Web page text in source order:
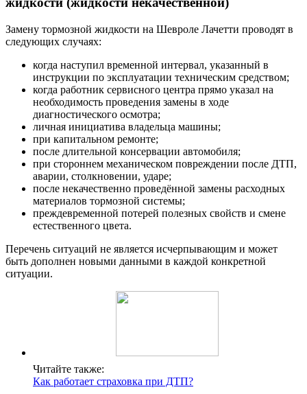
Замену тормозной жидкости на Шевроле Лачетти проводят в
следующих случаях:
когда наступил временной интервал, указанный в
инструкции по эксплуатации техническим средством;
когда работник сервисного центра прямо указал на
необходимость проведения замены в ходе
диагностического осмотра;
личная инициатива владельца машины;
при капитальном ремонте;
после длительной консервации автомобиля;
при стороннем механическом повреждении после ДТП,
аварии, столкновении, ударе;
после некачественно проведённой замены расходных
материалов тормозной системы;
преждевременной потерей полезных свойств и смене
естественного цвета.
Перечень ситуаций не является исчерпывающим и может
быть дополнен новыми данными в каждой конкретной
ситуации.
Читайте также:
Как работает страховка при ДТП?